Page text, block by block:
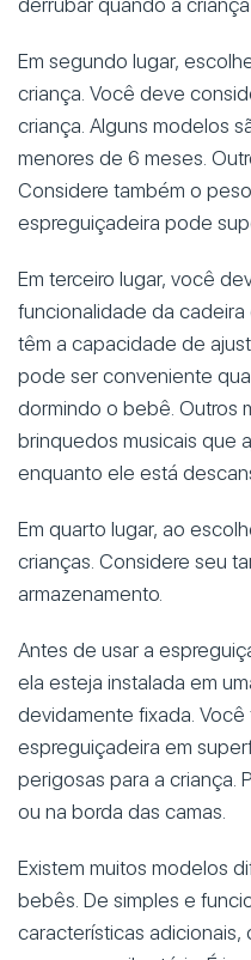
derrubar quando a
Em segundo lugar,
criança. Você deve
criança. Alguns modelos
menores de 6 meses.
Considere também o
espreguiçadeira pode
Em terceiro lugar, você
funcionalidade da
têm a capacidade de
pode ser conveniente
dormindo o bebê. Outros
brinquedos musicais que
enquanto ele está
Em quarto lugar, ao
crianças. Considere seu
armazenamento.
Antes de usar a
ela esteja instalada em
devidamente fixada.
espreguiçadeira em
perigosas para a criança.
ou na borda das camas.
Existem muitos modelos
bebês. De simples e
características